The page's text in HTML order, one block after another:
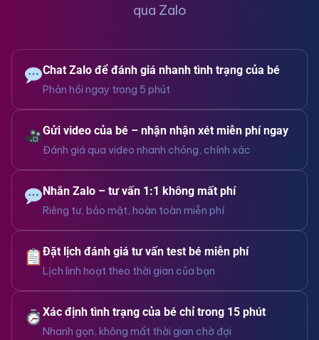
qua Zalo
Chat Zalo để đánh giá nhanh tình trạng của bé
Phản hồi ngay trong 5 phút
Gửi video của bé – nhận nhận xét miễn phí ngay
Đánh giá qua video nhanh chóng, chính xác
Nhắn Zalo – tư vấn 1:1 không mất phí
Riêng tư, bảo mật, hoàn toàn miễn phí
Đặt lịch đánh giá tư vấn test bé miễn phí
Lịch linh hoạt theo thời gian của bạn
Xác định tình trạng của bé chỉ trong 15 phút
Nhanh gọn, không mất thời gian chờ đợi